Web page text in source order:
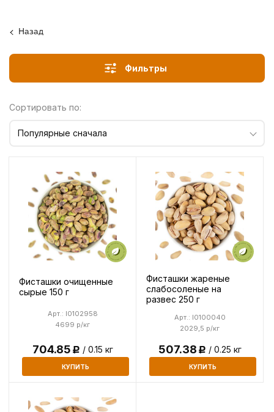
Назад
Фильтры
Сортировать по:
Популярные сначала
Фисташки очищенные
сырые 150 г
4699 р/кг
Арт.: I0102958
704.85Р / 0.15 кг
КУПИТЬ
Фисташки жареные
слабосоленые на
развес 250 г
2029,5 р/кг
Арт.: I0100040
507.38Р / 0.25 кг
КУПИТЬ